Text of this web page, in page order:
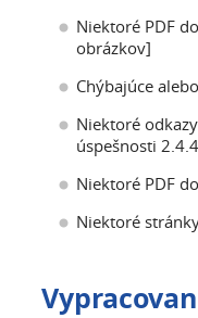
Niektoré PDF
obrázkov]
Chýbajúce
Niektoré
úspešnosti
Niektoré PDF
Niektoré